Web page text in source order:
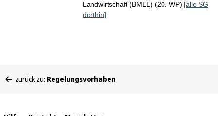
Landwirtschaft (BMEL) (20. WP) [alle SG
dorthin]
befinden
zurück zu: Regelungsvorhaben